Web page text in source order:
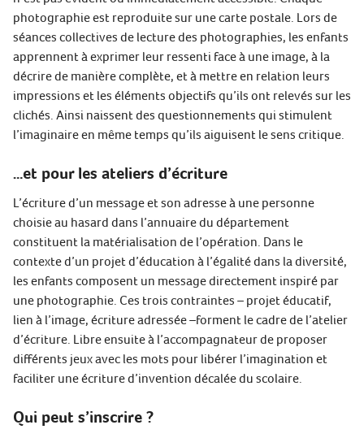
photographie est reproduite sur une carte postale. Lors de
séances collectives de lecture des photographies, les enfants
apprennent à exprimer leur ressenti face à une image, à la
décrire de manière complète, et à mettre en relation leurs
impressions et les éléments objectifs qu’ils ont relevés sur les
clichés. Ainsi naissent des questionnements qui stimulent
l’imaginaire en même temps qu’ils aiguisent le sens critique.
…et pour les ateliers d’écriture
L’écriture d’un message et son adresse à une personne
choisie au hasard dans l’annuaire du département
constituent la matérialisation de l’opération. Dans le
contexte d’un projet d’éducation à l’égalité dans la diversité,
les enfants composent un message directement inspiré par
une photographie. Ces trois contraintes – projet éducatif,
lien à l’image, écriture adressée –forment le cadre de l’atelier
d’écriture. Libre ensuite à l’accompagnateur de proposer
différents jeux avec les mots pour libérer l’imagination et
faciliter une écriture d’invention décalée du scolaire.
Qui peut s’inscrire ?